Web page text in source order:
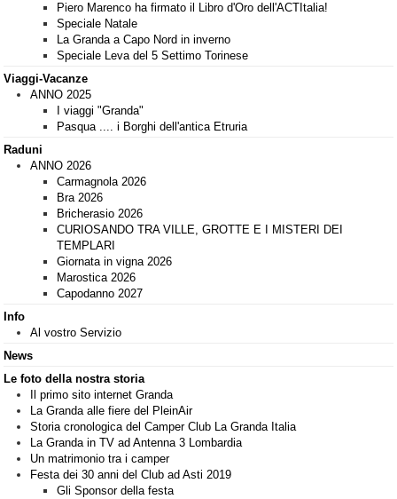
Piero Marenco ha firmato il Libro d'Oro dell'ACTItalia!
Speciale Natale
La Granda a Capo Nord in inverno
Speciale Leva del 5 Settimo Torinese
Viaggi-Vacanze
ANNO 2025
I viaggi "Granda"
Pasqua .... i Borghi dell'antica Etruria
Raduni
ANNO 2026
Carmagnola 2026
Bra 2026
Bricherasio 2026
CURIOSANDO TRA VILLE, GROTTE E I MISTERI DEI
TEMPLARI
Giornata in vigna 2026
Marostica 2026
Capodanno 2027
Info
Al vostro Servizio
News
Le foto della nostra storia
Il primo sito internet Granda
La Granda alle fiere del PleinAir
Storia cronologica del Camper Club La Granda Italia
La Granda in TV ad Antenna 3 Lombardia
Un matrimonio tra i camper
Festa dei 30 anni del Club ad Asti 2019
Gli Sponsor della festa